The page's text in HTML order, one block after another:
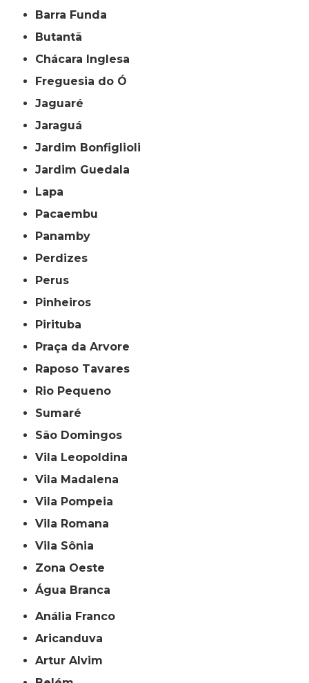
Barra Funda
Butantã
Chácara Inglesa
Freguesia do Ó
Jaguaré
Jaraguá
Jardim Bonfiglioli
Jardim Guedala
Lapa
Pacaembu
Panamby
Perdizes
Perus
Pinheiros
Pirituba
Praça da Arvore
Raposo Tavares
Rio Pequeno
Sumaré
São Domingos
Vila Leopoldina
Vila Madalena
Vila Pompeia
Vila Romana
Vila Sônia
Zona Oeste
Água Branca
Anália Franco
Aricanduva
Artur Alvim